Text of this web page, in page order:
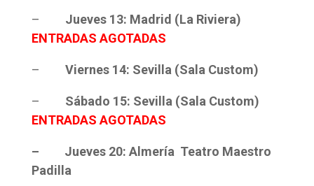
– Jueves 13: Madrid (La Riviera)
ENTRADAS AGOTADAS
– Viernes 14: Sevilla (Sala Custom)
– Sábado 15: Sevilla (Sala Custom)
ENTRADAS AGOTADAS
– Jueves 20: Almería Teatro Maestro
Padilla